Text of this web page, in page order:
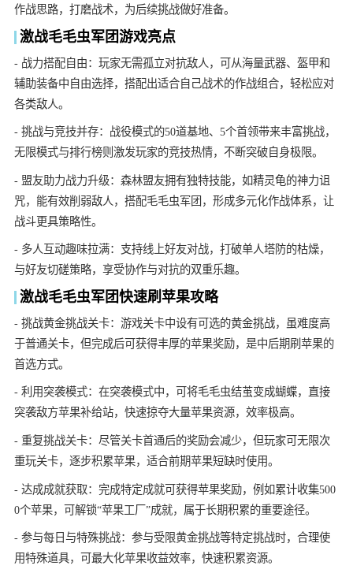
作战思路，打磨战术，为后续挑战做好准备。
激战毛毛虫军团游戏亮点
- 战力搭配自由：玩家无需孤立对抗敌人，可从海量武器、盔甲和
辅助装备中自由选择，搭配出适合自己战术的作战组合，轻松应对
各类敌人。
- 挑战与竞技并存：战役模式的50道基地、5个首领带来丰富挑战，
无限模式与排行榜则激发玩家的竞技热情，不断突破自身极限。
- 盟友助力战力升级：森林盟友拥有独特技能，如精灵龟的神力诅
咒，能有效削弱敌人，搭配毛毛虫军团，形成多元化作战体系，让
战斗更具策略性。
- 多人互动趣味拉满：支持线上好友对战，打破单人塔防的枯燥，
与好友切磋策略，享受协作与对抗的双重乐趣。
激战毛毛虫军团快速刷苹果攻略
- 挑战黄金挑战关卡：游戏关卡中设有可选的黄金挑战，虽难度高
于普通关卡，但完成后可获得丰厚的苹果奖励，是中后期刷苹果的
首选方式。
- 利用突袭模式：在突袭模式中，可将毛毛虫结茧变成蝴蝶，直接
突袭敌方苹果补给站，快速掠夺大量苹果资源，效率极高。
- 重复挑战关卡：尽管关卡首通后的奖励会减少，但玩家可无限次
重玩关卡，逐步积累苹果，适合前期苹果短缺时使用。
- 达成成就获取：完成特定成就可获得苹果奖励，例如累计收集500
0个苹果，可解锁“苹果工厂”成就，属于长期积累的重要途径。
- 参与每日与特殊挑战：参与受限黄金挑战等特定挑战时，合理使
用特殊道具，可最大化苹果收益效率，快速积累资源。